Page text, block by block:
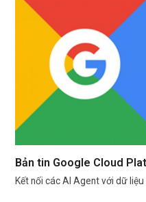
Bản tin Google Cloud
Kết nối các AI Agent với dữ